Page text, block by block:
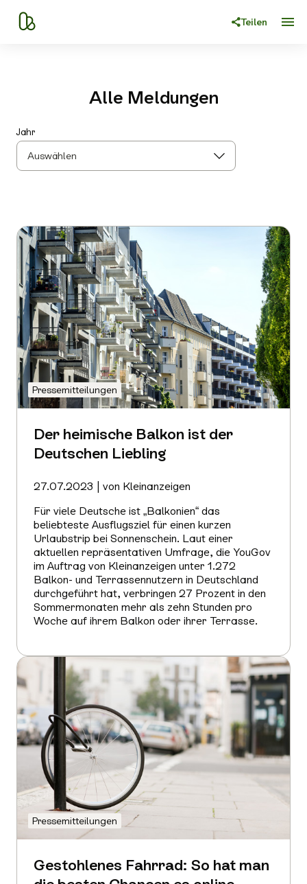
Teilen
Alle Meldungen
Jahr
Der heimische Balkon ist der
Deutschen Liebling
27.07.2023 | von Kleinanzeigen
Für viele Deutsche ist „Balkonien“ das
beliebteste Ausflugsziel für einen kurzen
Urlaubstrip bei Sonnenschein. Laut einer
aktuellen repräsentativen Umfrage, die YouGov
im Auftrag von Kleinanzeigen unter 1.272
Balkon- und Terrassennutzern in Deutschland
durchgeführt hat, verbringen 27 Prozent in den
Sommermonaten mehr als zehn Stunden pro
Woche auf ihrem Balkon oder ihrer Terrasse.
erfahren
Pressemitteilungen
Gestohlenes Fahrrad: So hat man
Pressemitteilungen